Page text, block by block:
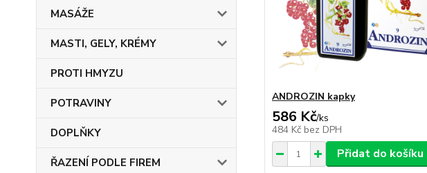
MASÁŽE
MASTI, GELY, KRÉMY
PROTI HMYZU
POTRAVINY
DOPLŇKY
ŘAZENÍ PODLE FIREM
ANDROZIN kapky
586 Kč/ks
484 Kč bez DPH
Přidat do košíku